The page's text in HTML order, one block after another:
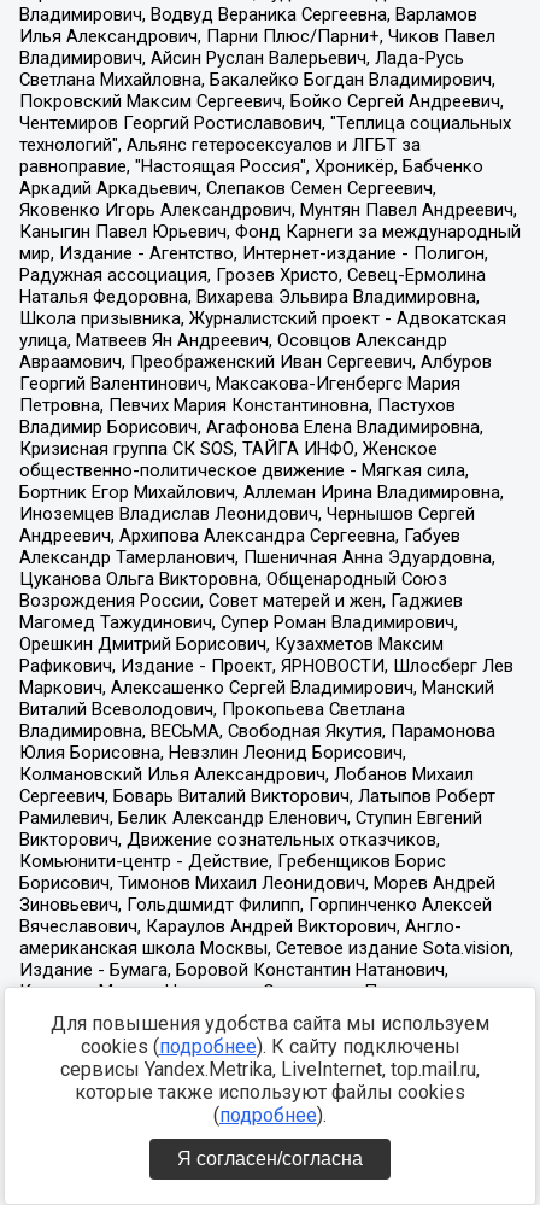
Для повышения удобства сайта мы используем
cookies (подробнее). К сайту подключены
сервисы Yandex.Metrika, LiveInternet, top.mail.ru,
которые также используют файлы cookies
(подробнее).
Я согласен/согласна